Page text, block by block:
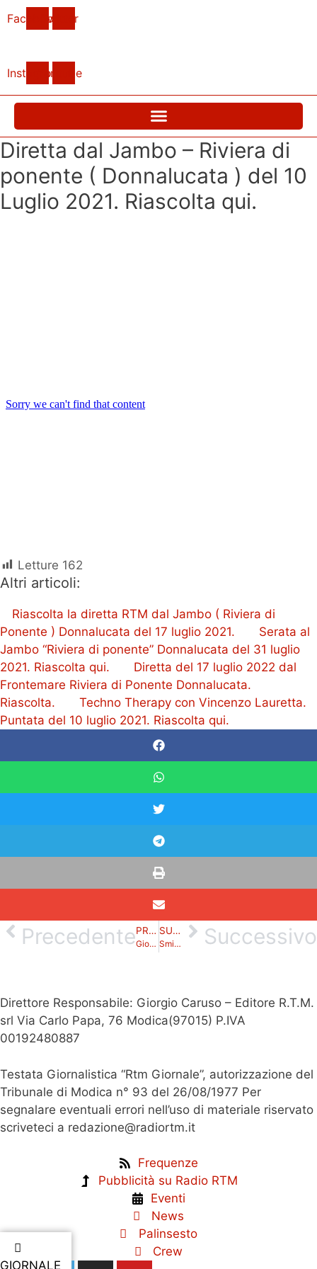
alFacebookTwitter
InstagramYoutube
GIORNALE
Diretta dal Jambo – Riviera di
ponente ( Donnalucata ) del 10
Luglio 2021. Riascolta qui.
Letture 162
Altri articoli:
Riascolta la diretta RTM dal Jambo ( Riviera di
Ponente ) Donnalucata del 17 luglio 2021.
Serata al
Jambo “Riviera di ponente” Donnalucata del 31 luglio
2021. Riascolta qui.
Diretta del 17 luglio 2022 dal
Frontemare Riviera di Ponente Donnalucata.
Riascolta.
Techno Therapy con Vincenzo Lauretta.
Puntata del 10 luglio 2021. Riascolta qui.
Precedente PRECEDENTE
Gioia In Cucina con Annagioia Gaglianò puntata del 14 luglio 2021. Riascolta qui.
SUCCESSIVO
Smile… sorridi e vai avanti, puntata del 15 luglio 2021. Riascolta qui. Successivo
Direttore Responsabile: Giorgio Caruso – Editore R.T.M.
srl Via Carlo Papa, 76 Modica(97015) P.IVA
00192480887
Testata Giornalistica “Rtm Giornale”, autorizzazione del
Tribunale di Modica n° 93 del 26/08/1977 Per
segnalare eventuali errori nell’uso di materiale riservato
scriveteci a redazione@radiortm.it
Frequenze
Pubblicità su Radio RTM
Eventi
News
Palinsesto
Crew